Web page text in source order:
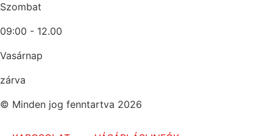
Szombat
09:00 - 12.00
Vasárnap
zárva
© Minden jog fenntartva 2026